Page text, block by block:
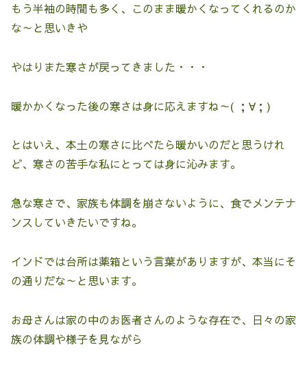
もう半袖の時間も多く、このまま暖かくなってくれるのか
な～と思いきや
やはりまた寒さが戻ってきました・・・
暖かかくなった後の寒さは身に応えますね～( ；∀；)
とはいえ、本土の寒さに比べたら暖かいのだと思うけれ
ど、寒さの苦手な私にとっては身に沁みます。
急な寒さで、家族も体調を崩さないように、食でメンテナ
ンスしていきたいですね。
インドでは台所は薬箱という言葉がありますが、本当にそ
の通りだな～と思います。
お母さんは家の中のお医者さんのような存在で、日々の家
族の体調や様子を見ながら